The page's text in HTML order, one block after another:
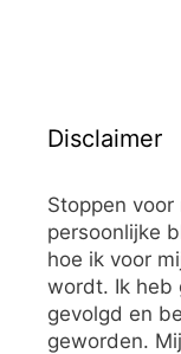
Disclaimer
Stoppen
persoonlijke
hoe ik voor
wordt. Ik heb
gevolgd en
geworden.